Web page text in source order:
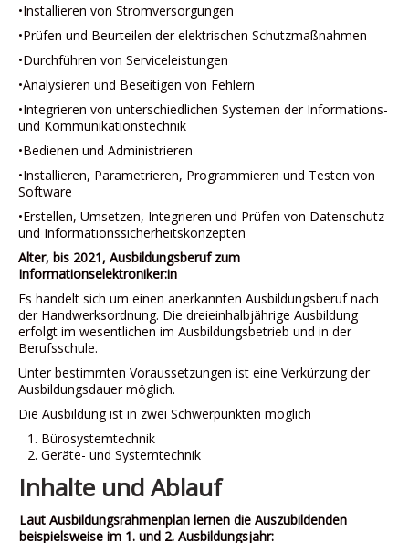
•Installieren von Stromversorgungen
•Prüfen und Beurteilen der elektrischen Schutzmaßnahmen
•Durchführen von Serviceleistungen
•Analysieren und Beseitigen von Fehlern
•Integrieren von unterschiedlichen Systemen der Informations-
und Kommunikationstechnik
•Bedienen und Administrieren
•Installieren, Parametrieren, Programmieren und Testen von
Software
•Erstellen, Umsetzen, Integrieren und Prüfen von Datenschutz-
und Informationssicherheitskonzepten
Alter, bis 2021, Ausbildungsberuf zum
Informationselektroniker:in
Es handelt sich um einen anerkannten Ausbildungsberuf nach
der Handwerksordnung. Die dreieinhalbjährige Ausbildung
erfolgt im wesentlichen im Ausbildungsbetrieb und in der
Berufsschule.
Unter bestimmten Voraussetzungen ist eine Verkürzung der
Ausbildungsdauer möglich.
Die Ausbildung ist in zwei Schwerpunkten möglich
Bürosystemtechnik
Geräte- und Systemtechnik
Inhalte und Ablauf
Laut Ausbildungsrahmenplan lernen die Auszubildenden
beispielsweise im 1. und 2. Ausbildungsjahr: